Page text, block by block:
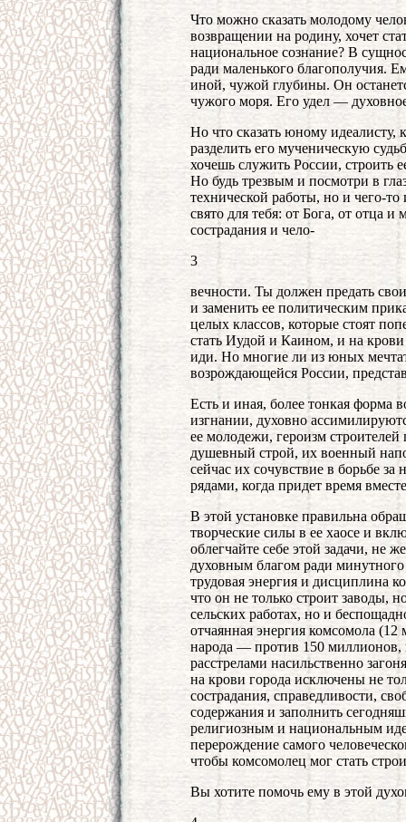
Что можно сказать молодому
возвращении на родину, хочет
национальное сознание? В
ради маленького благополучия.
иной, чужой глубины. Он
чужого моря. Его удел —
Но что сказать юному идеалисту,
разделить его мученическую
хочешь служить России, строить
Но будь трезвым и посмотри в
технической работы, но и чего-
свято для тебя: от Бога, от отца и
сострадания и чело-
3
вечности. Ты должен предать
и заменить ее политическим
целых классов, которые стоят
стать Иудой и Каином, и на
иди. Но многие ли из юных
возрождающейся России,
Есть и иная, более тонкая форма
изгнании, духовно
ее молодежи, героизм строителей
душевный строй, их военный
сейчас их сочувствие в борьбе
рядами, когда придет время
В этой установке правильна
творческие силы в ее хаосе и
облегчайте себе этой задачи, не
духовным благом ради
трудовая энергия и дисциплина
что он не только строит заводы,
сельских работах, но и
отчаянная энергия комсомола
народа — против 150 миллионов,
расстрелами насильственно
на крови города исключены не
сострадания, справедливости,
содержания и заполнить
религиозным и национальным
перерождение самого
чтобы комсомолец мог стать
Вы хотите помочь ему в этой